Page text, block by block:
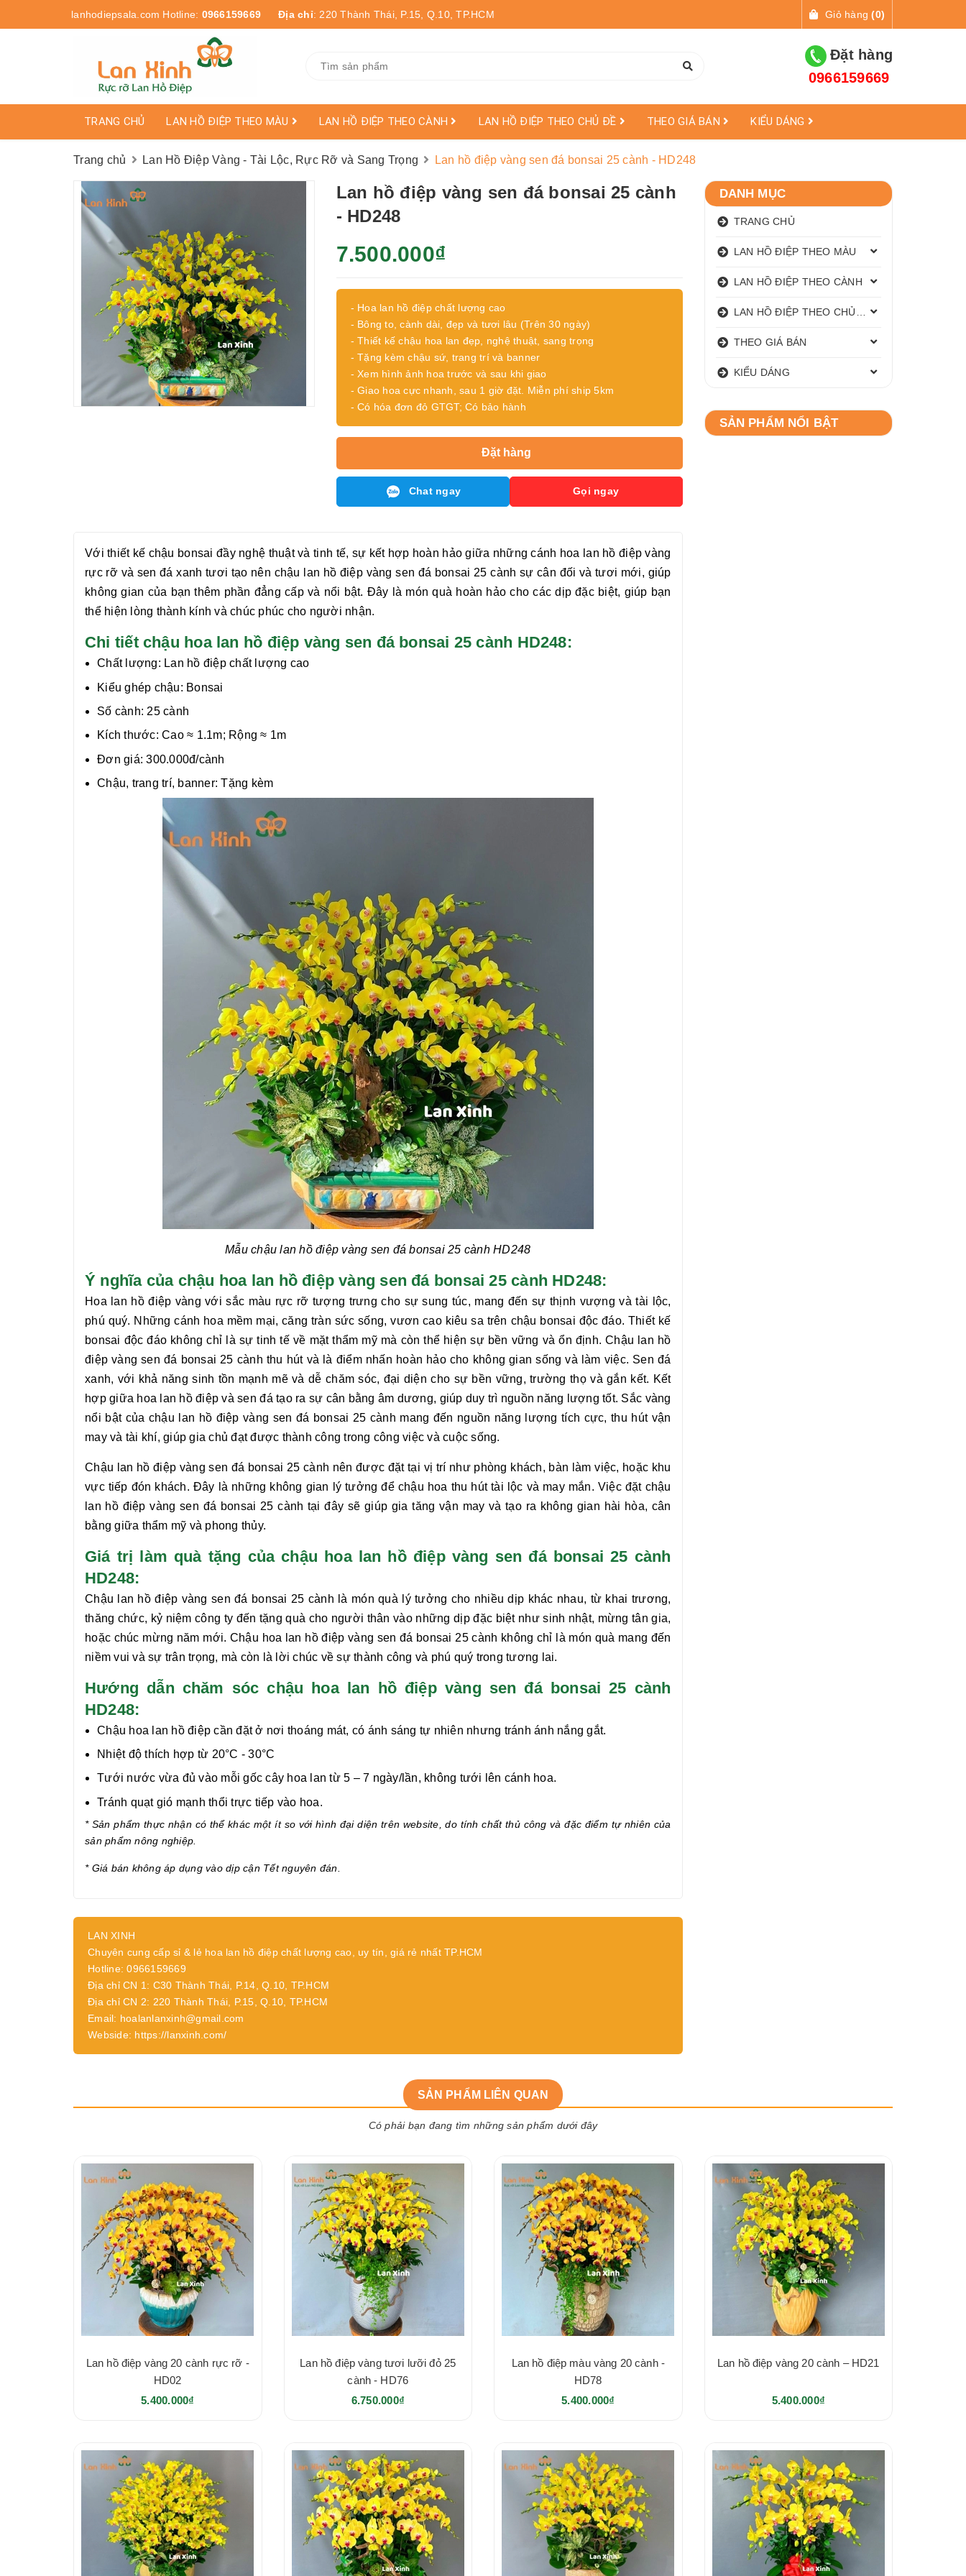
lanhodiepsala.com Hotline: 0966159669 Địa chỉ: 220 Thành Thái, P.15, Q.10, TP.HCM Giỏ hàng (0)
Đặt hàng
0966159669
TRANG CHỦ LAN HỒ ĐIỆP THEO MÀU LAN HỒ ĐIỆP THEO CÀNH LAN HỒ ĐIỆP THEO CHỦ ĐỀ THEO GIÁ BÁN KIỂU DÁNG
Trang chủ Lan Hồ Điệp Vàng - Tài Lộc, Rực Rỡ và Sang Trọng Lan hồ điệp vàng sen đá bonsai 25 cành - HD248
Lan hồ điệp vàng sen đá bonsai 25 cành
- HD248
7.500.000₫
- Hoa lan hồ điệp chất lượng cao
- Bông to, cành dài, đẹp và tươi lâu (Trên 30 ngày)
- Thiết kế chậu hoa lan đẹp, nghệ thuật, sang trọng
- Tặng kèm chậu sứ, trang trí và banner
- Xem hình ảnh hoa trước và sau khi giao
- Giao hoa cực nhanh, sau 1 giờ đặt. Miễn phí ship 5km
- Có hóa đơn đỏ GTGT; Có bảo hành
Đặt hàng
Chat ngay Gọi ngay
Với thiết kế chậu bonsai đầy nghệ thuật và tinh tế, sự kết hợp hoàn hảo giữa những cánh hoa lan hồ điệp vàng
rực rỡ và sen đá xanh tươi tạo nên chậu
lan hồ điệp vàng sen đá bonsai 25 cành sự cân đối và tươi mới, giúp
không gian của bạn thêm phần đẳng cấp và nổi bật. Đây là món quà hoàn hảo cho các dịp đặc biệt, giúp bạn
thể hiện lòng thành kính và chúc phúc cho người nhận.
Chi tiết chậu hoa lan hồ điệp vàng sen đá bonsai 25 cành HD248:
Chất lượng: Lan hồ điệp chất lượng cao
Kiểu ghép chậu: Bonsai
Số cành: 25 cành
Kích thước: Cao ≈ 1.1m; Rộng ≈ 1m
Đơn giá: 300.000đ/cành
Chậu, trang trí, banner: Tặng kèm
Mẫu chậu lan hồ điệp vàng sen đá bonsai 25 cànhHD248
Ý nghĩa của chậu hoa lan hồ điệp vàng sen đá bonsai 25 cành HD248:
Hoa lan hồ điệp vàng với sắc màu rực rỡ tượng trưng cho sự sung túc, mang đến sự thịnh vượng và tài lộc,
phú quý. Những cánh hoa mềm mại, căng tràn sức sống, vươn cao kiêu sa trên chậu bonsai độc đáo. Thiết kế
bonsai độc đáo không chỉ là sự tinh tế về mặt thẩm mỹ mà còn thể hiện sự bền vững và ổn định. Chậu lan hồ
điệp vàng sen đá bonsai 25 cành thu hút và là điểm nhấn hoàn hảo cho không gian sống và làm việc. Sen đá
xanh, với khả năng sinh tồn mạnh mẽ và dễ chăm sóc, đại diện cho sự bền vững, trường thọ và gắn kết. Kết
hợp giữa hoa lan hồ điệp và sen đá tạo ra sự cân bằng âm dương, giúp duy trì nguồn năng lượng tốt. Sắc vàng
nổi bật của chậu
lan hồ điệp vàng sen đá bonsai 25 cành mang đến nguồn năng lượng tích cực, thu hút vận
may và tài khí, giúp gia chủ đạt được thành công trong công việc và cuộc sống.
Chậu lan hồ điệp vàng sen đá bonsai 25 cành nên được đặt tại vị trí như phòng khách, bàn làm việc, hoặc khu
vực tiếp đón khách. Đây là những không gian lý tưởng để chậu hoa thu hút tài lộc và may mắn. Việc đặt chậu
lan hồ điệp vàng sen đá bonsai 25 cành tại đây sẽ giúp gia tăng vận may và tạo ra không gian hài hòa, cân
bằng giữa thẩm mỹ và phong thủy.
Giá trị làm quà tặng của chậu hoa lan hồ điệp vàng sen đá bonsai 25 cành
HD248:
Chậu lan hồ điệp vàng sen đá bonsai 25 cành là món quà lý tưởng cho nhiều dịp khác nhau, từ khai trương,
thăng chức, kỷ niệm công ty đến tặng quà cho người thân vào những dịp đặc biệt như sinh nhật, mừng tân gia,
hoặc chúc mừng năm mới. Chậu hoa lan hồ điệp vàng sen đá bonsai 25 cành không chỉ là món quà mang đến
niềm vui và sự trân trọng, mà còn là lời chúc về sự thành công và phú quý trong tương lai.
Hướng dẫn chăm sóc chậu hoa lan hồ điệp vàng sen đá bonsai 25 cành
HD248:
Chậu hoa lan hồ điệp cần đặt ở nơi thoáng mát, có ánh sáng tự nhiên nhưng tránh ánh nắng gắt.
Nhiệt độ thích hợp từ 20°C - 30°C
Tưới nước vừa đủ vào mỗi gốc cây hoa lan từ 5 – 7 ngày/lần, không tưới lên cánh hoa.
Tránh quạt gió mạnh thổi trực tiếp vào hoa.
* Sản phẩm thực nhận có thể khác một ít so với hình đại diện trên website, do tính chất thủ công và đặc điểm tự nhiên của
sản phẩm nông nghiệp.
* Giá bán không áp dụng vào dịp cận Tết nguyên đán.
LAN XINH
Chuyên cung cấp sỉ & lẻ hoa lan hồ điệp chất lượng cao, uy tín, giá rẻ nhất TP.HCM
Hotline: 0966159669
Địa chỉ CN 1: C30 Thành Thái, P.14, Q.10, TP.HCM
Địa chỉ CN 2: 220 Thành Thái, P.15, Q.10, TP.HCM
Email: hoalanlanxinh@gmail.com
Webside: https://lanxinh.com/
DANH MỤC
TRANG CHỦ
LAN HỒ ĐIỆP THEO MÀU
LAN HỒ ĐIỆP THEO CÀNH
LAN HỒ ĐIỆP THEO CHỦ ĐỀ
THEO GIÁ BÁN
KIỂU DÁNG
SẢN PHẨM NỔI BẬT
SẢN PHẨM LIÊN QUAN
Có phải bạn đang tìm những sản phẩm dưới đây
Lan hồ điệp vàng 20 cành rực rỡ -
HD02
5.400.000₫
Lan hồ điệp vàng tươi lưỡi đỏ 25
cành - HD76
6.750.000₫
Lan hồ điệp màu vàng 20 cành -
HD78
5.400.000₫
Lan hồ điệp vàng 20 cành – HD21
5.400.000₫